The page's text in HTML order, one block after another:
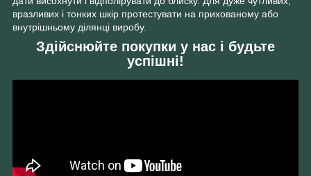
вразливих і тонких шкір протестувати на прихованому або
внутрішньому ділянці виробу.
Здійснюйте покупки у нас і будьте
успішні!